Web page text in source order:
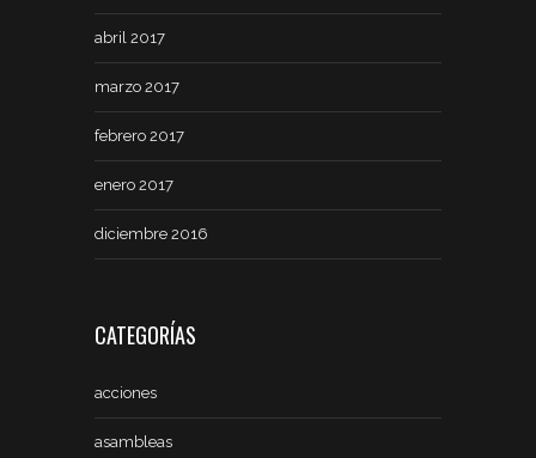
abril 2017
marzo 2017
febrero 2017
enero 2017
diciembre 2016
CATEGORÍAS
acciones
asambleas